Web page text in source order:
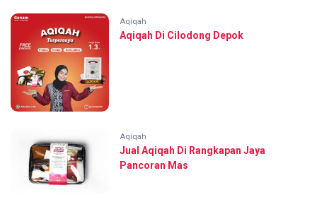
Aqiqah
Aqiqah Di Cilodong Depok
Aqiqah
Jual Aqiqah Di Rangkapan Jaya
Pancoran Mas